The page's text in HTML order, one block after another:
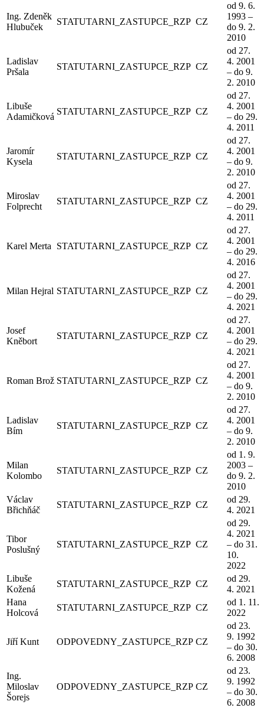
Ing. Zdeněk
Hlubuček
STATUTARNI_ZASTUPCE_RZP CZ
od 9. 6.
1993 –
do 9. 2.
2010
Ladislav
Pršala
STATUTARNI_ZASTUPCE_RZP CZ
od 27.
4. 2001
– do 9.
2. 2010
Libuše
Adamičková
STATUTARNI_ZASTUPCE_RZP CZ
od 27.
4. 2001
– do 29.
4. 2011
Jaromír
Kysela
STATUTARNI_ZASTUPCE_RZP CZ
od 27.
4. 2001
– do 9.
2. 2010
Miroslav
Folprecht
STATUTARNI_ZASTUPCE_RZP CZ
od 27.
4. 2001
– do 29.
4. 2011
Karel Merta STATUTARNI_ZASTUPCE_RZP CZ
od 27.
4. 2001
– do 29.
4. 2016
Milan Hejral STATUTARNI_ZASTUPCE_RZP CZ
od 27.
4. 2001
– do 29.
4. 2021
Josef
Kněbort
STATUTARNI_ZASTUPCE_RZP CZ
od 27.
4. 2001
– do 29.
4. 2021
Roman Brož STATUTARNI_ZASTUPCE_RZP CZ
od 27.
4. 2001
– do 9.
2. 2010
Ladislav
Bím
STATUTARNI_ZASTUPCE_RZP CZ
od 27.
4. 2001
– do 9.
2. 2010
Milan
Kolombo
STATUTARNI_ZASTUPCE_RZP CZ
od 1. 9.
2003 –
do 9. 2.
2010
Václav
Břichňáč
STATUTARNI_ZASTUPCE_RZP CZ
od 29.
4. 2021
Tibor
Poslušný
STATUTARNI_ZASTUPCE_RZP CZ
od 29.
4. 2021
– do 31.
10.
2022
Libuše
Kožená
STATUTARNI_ZASTUPCE_RZP CZ
od 29.
4. 2021
Hana
Holcová
STATUTARNI_ZASTUPCE_RZP CZ
od 1. 11.
2022
Jiří Kunt ODPOVEDNY_ZASTUPCE_RZP CZ
od 23.
9. 1992
– do 30.
6. 2008
Ing.
Miloslav
Šorejs
ODPOVEDNY_ZASTUPCE_RZP CZ
od 23.
9. 1992
– do 30.
6. 2008